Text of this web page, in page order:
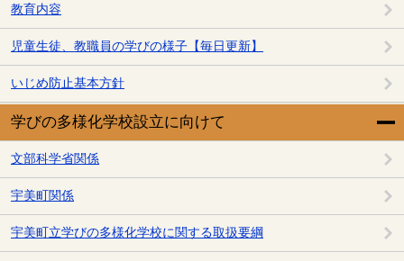
教育内容
児童生徒、教職員の学びの様子【毎日更新】
いじめ防止基本方針
学びの多様化学校設立に向けて
文部科学省関係
宇美町関係
宇美町立学びの多様化学校に関する取扱要綱